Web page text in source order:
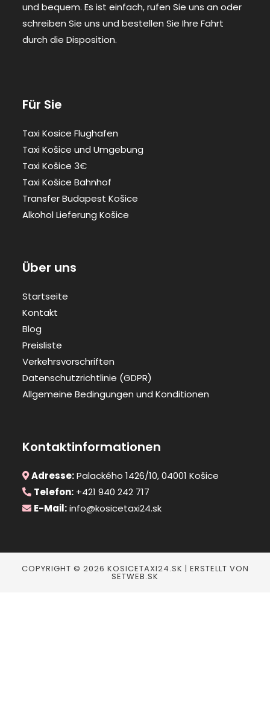
und bequem. Es ist einfach, rufen Sie uns an oder
schreiben Sie uns und bestellen Sie Ihre Fahrt
durch die Disposition.
Für Sie
Taxi Kosice Flughafen
Taxi Košice und Umgebung
Taxi Košice 3€
Taxi Košice Bahnhof
Transfer Budapest Košice
Alkohol Lieferung Košice
Über uns
Startseite
Kontakt
Blog
Preisliste
Verkehrsvorschriften
Datenschutzrichtlinie (GDPR)
Allgemeine Bedingungen und Konditionen
Kontaktinformationen
Adresse:Palackého 1426/10, 04001 Košice
Telefon: +421 940 242 717
E-Mail: info@kosicetaxi24.sk
COPYRIGHT © 2026 KOSICETAXI24.SK | ERSTELLT VON
SETWEB.SK